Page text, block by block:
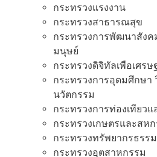
กระทรวงแรงงาน
กระทรวงสาธารณสุข
กระทรวงการพัฒนาสัง
มนุษย์
กระทรวงดิจิทัลเพือเศร
กระทรวงการอุดมศึกษา
นวัตกรรม
กระทรวงการท่องเทียวแ
กระทรวงเกษตรและสห
กระทรวงทรัพยากรธรร
กระทรวงอุตสาหกรรม